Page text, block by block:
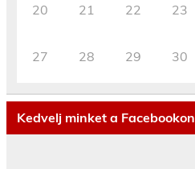
20 21 22 23
27 28 29 30
Kedvelj minket a Facebookon